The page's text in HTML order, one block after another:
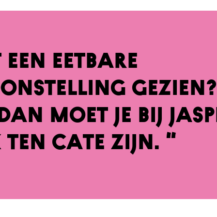
een eetbare
gezien?
moet je bij
ten Cate zijn. “